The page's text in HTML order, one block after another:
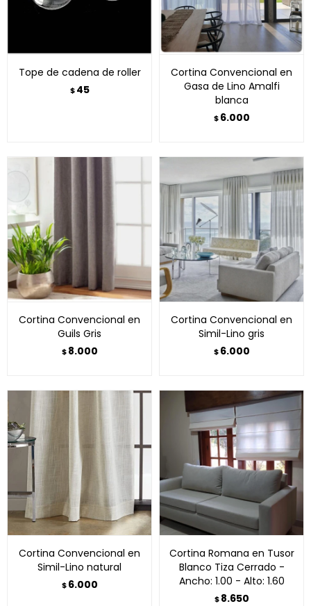
Tope de cadena de roller
$ 45
Cortina Convencional en
Gasa de Lino Amalfi
blanca
$ 6.000
Cortina Convencional en
Guils Gris
$ 8.000
Cortina Convencional en
Simil-Lino gris
$ 6.000
Cortina Convencional en
Simil-Lino natural
$ 6.000
Cortina Romana en Tusor
Blanco Tiza Cerrado -
Ancho: 1.00 - Alto: 1.60
$ 8.650